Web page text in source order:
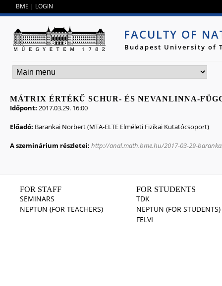
BME | LOGIN
FACULTY OF
Budapest University of
MÁTRIX ÉRTÉKŰ SCHUR- ÉS NEVANLINNA-
Időpont: 2017.03.29. 16:00
Előadó: Barankai Norbert (MTA-ELTE Elméleti Fizikai Kutatócsoport)
A szeminárium részletei: http://anal.math.bme.hu/2017-03-29-
FOR STAFF
SEMINARS
NEPTUN (FOR TEACHERS)
FOR STUDENTS
TDK
NEPTUN (FOR STUDENTS)
FELVI